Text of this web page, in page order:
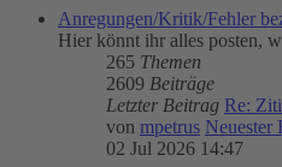
Anregungen/Kritik/Fehler
Hier könnt ihr alles posten,
265 Themen
2609 Beiträge
Letzter Beitrag Re:
von mpetrus Neuester
02 Jul 2026 14:47